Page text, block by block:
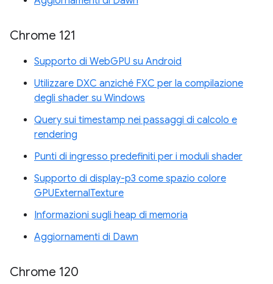
Chrome 121
Supporto di WebGPU su Android
Utilizzare DXC anziché FXC per la compilazione
degli shader su Windows
Query sui timestamp nei passaggi di calcolo e
rendering
Punti di ingresso predefiniti per i moduli shader
Supporto di display-p3 come spazio colore
GPUExternalTexture
Informazioni sugli heap di memoria
Aggiornamenti di Dawn
Chrome 120